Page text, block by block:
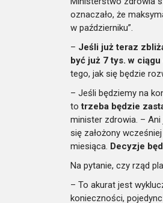
oznaczało, że
w październiku”.
– Jeśli już teraz
być już 7 tys. w ciągu
tego, jak się będzie
– Jeśli będziemy na
totrzeba będzie
minister zdrowia. – Ani
się założony
miesiąca. Decyzje
Na pytanie, czy rząd
– To akurat jest
konieczności,